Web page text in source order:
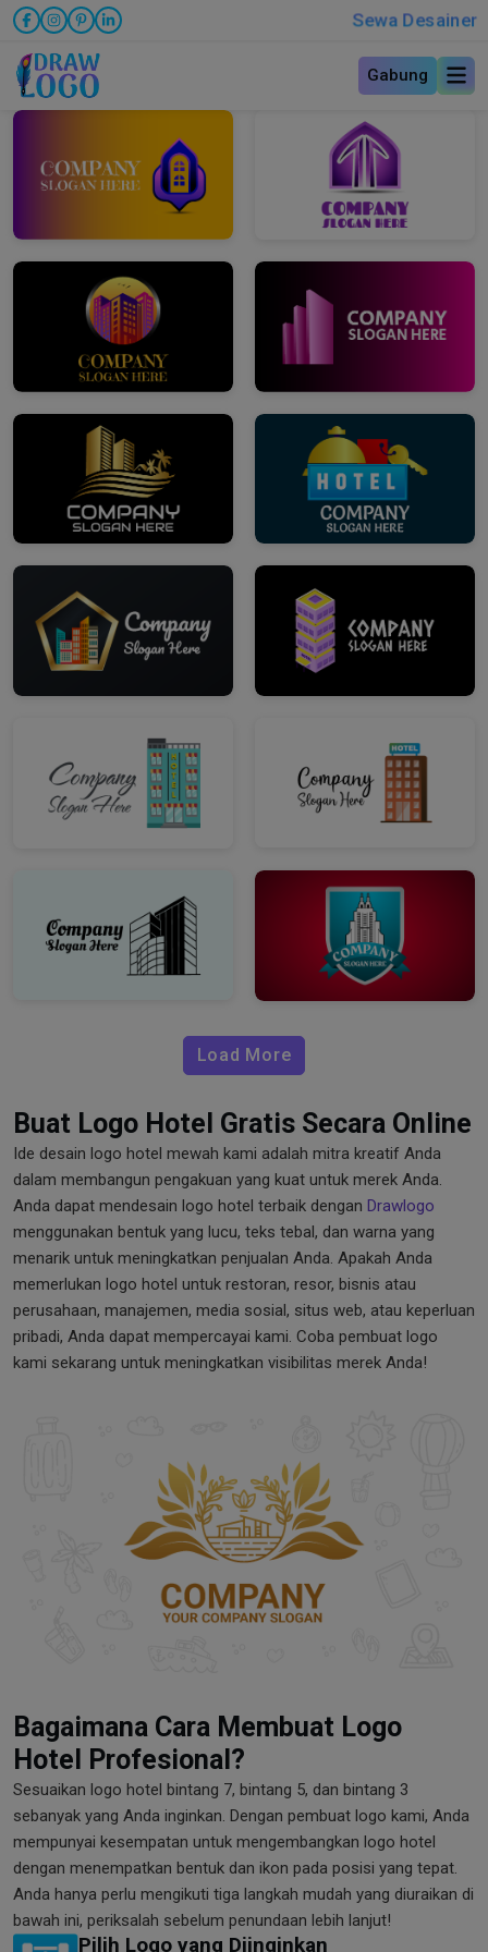
Sewa Desainer
Gabung
Load More
Buat Logo Hotel Gratis Secara Online
Ide desain logo hotel mewah kami adalah mitra kreatif Anda
dalam membangun pengakuan yang kuat untuk merek Anda.
Anda dapat mendesain logo hotel terbaik dengan Drawlogo
menggunakan bentuk yang lucu, teks tebal, dan warna yang
menarik untuk meningkatkan penjualan Anda. Apakah Anda
memerlukan logo hotel untuk restoran, resor, bisnis atau
perusahaan, manajemen, media sosial, situs web, atau keperluan
pribadi, Anda dapat mempercayai kami. Coba pembuat logo
kami sekarang untuk meningkatkan visibilitas merek Anda!
Bagaimana Cara Membuat Logo
Hotel Profesional?
Sesuaikan logo hotel bintang 7, bintang 5, dan bintang 3
sebanyak yang Anda inginkan. Dengan pembuat logo kami, Anda
mempunyai kesempatan untuk mengembangkan logo hotel
dengan menempatkan bentuk dan ikon pada posisi yang tepat.
Anda hanya perlu mengikuti tiga langkah mudah yang diuraikan di
bawah ini, periksalah sebelum penundaan lebih lanjut!
Pilih Logo yang Diinginkan